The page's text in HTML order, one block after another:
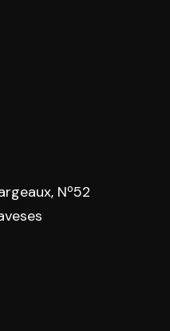
Nº52